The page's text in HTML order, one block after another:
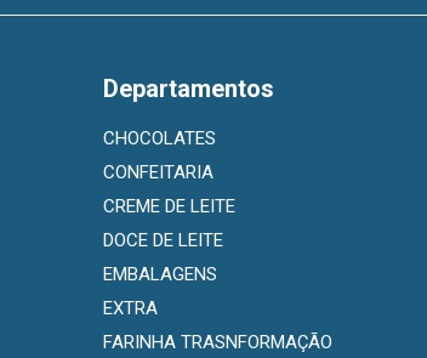
Departamentos
CHOCOLATES
CONFEITARIA
CREME DE LEITE
DOCE DE LEITE
EMBALAGENS
EXTRA
FARINHA TRASNFORMAÇÃO